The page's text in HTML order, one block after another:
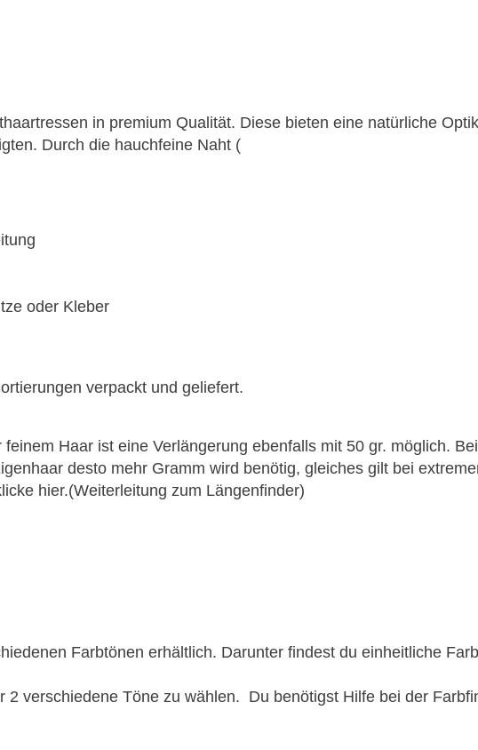
in premium Qualität. Diese bieten eine natürliche
Durch die hauchfeine Naht (
oder Kleber
verpackt und geliefert.
Haar ist eine Verlängerung ebenfalls mit 50 gr. möglich.
desto mehr Gramm wird benötig, gleiches gilt bei
hier.(Weiterleitung zum Längenfinder)
Farbtönen erhältlich. Darunter findest du einheitliche
verschiedene Töne zu wählen. Du benötigst Hilfe bei der